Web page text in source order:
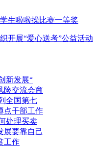
生啦啦操比赛一等奖
开展“爱心送考”公益活动
新发展“
险交流会商
全国第七
点干部工作
处理买卖
要靠自己
工作